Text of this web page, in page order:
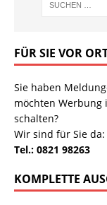
FÜR SIE VOR
Sie haben
möchten Werbung
schalten?
Wir sind für Sie da:
Tel.: 0821 98263
KOMPLETTE